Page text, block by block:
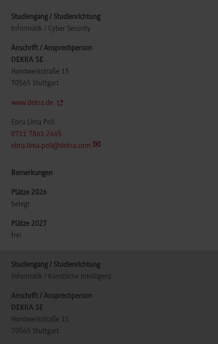
Informatik / Cyber Security
DEKRA SE
Handwerkstraße 15
70565 Stuttgart
www.dekra.de
Ebru Lima Poli
0711 7861 2465
ebru.lima.poli@dekra.com
belegt
frei
Informatik / Künstliche Intelligenz
DEKRA SE
Handwerkstraße 15
70565 Stuttgart